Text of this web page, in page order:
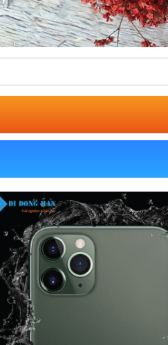
khác biệt đáng để nhắc đến giữa
gian và bạc thì người dùng khi
ba, phiên bản bộ nhớ của iPhone
VÀ 512GB. Có thể nói iphone
vậy.